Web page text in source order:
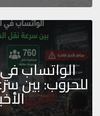
الواتساب في
للحروب: بين